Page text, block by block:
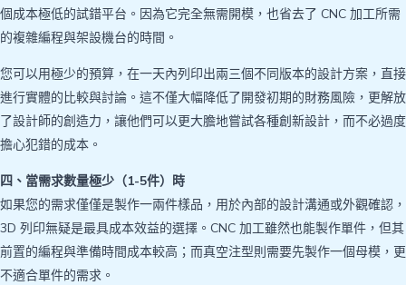
個成本極低的試錯平台。因為它完全無需開模，也省去了 CNC 加工所需
的複雜編程與架設機台的時間。
您可以用極少的預算，在一天內列印出兩三個不同版本的設計方案，直接
進行實體的比較與討論。這不僅大幅降低了開發初期的財務風險，更解放
了設計師的創造力，讓他們可以更大膽地嘗試各種創新設計，而不必過度
擔心犯錯的成本。
四、當需求數量極少（1-5件）時
如果您的需求僅僅是製作一兩件樣品，用於內部的設計溝通或外觀確認，
3D 列印無疑是最具成本效益的選擇。CNC 加工雖然也能製作單件，但其
前置的編程與準備時間成本較高；而真空注型則需要先製作一個母模，更
不適合單件的需求。